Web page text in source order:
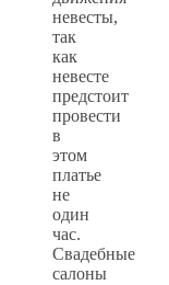
невесты,
так
как
невесте
предстоит
провести
в
этом
платье
не
один
час.
Свадебные
салоны